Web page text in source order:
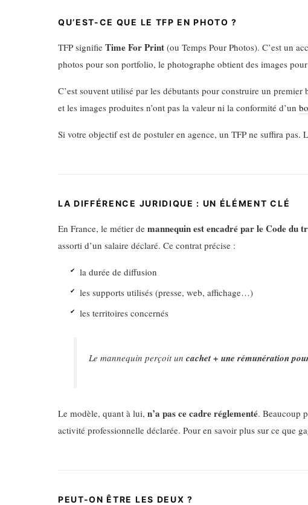
QU’EST-CE QUE LE TFP EN PHOTO ?
TFP signifie Time For Print (ou Temps Pour Photos). C’est un
photos pour son portfolio, le photographe obtient des images
C’est souvent utilisé par les débutants pour construire un
et les images produites n’ont pas la valeur ni la conformité d’un
Si votre objectif est de postuler en agence, un TFP ne suffira
LA DIFFÉRENCE JURIDIQUE : UN ÉLÉMENT CLÉ
En France, le métier de mannequin est encadré par le Code du
assorti d’un salaire déclaré. Ce contrat précise :
la durée de diffusion
les supports utilisés (presse, web, affichage…)
les territoires concernés
Le mannequin perçoit uncachet + une rémunération
Le modèle, quant à lui, n’a pas ce cadre réglementé. Beaucoup
activité professionnelle déclarée. Pour en savoir plus sur ce que
PEUT-ON ÊTRE LES DEUX ?